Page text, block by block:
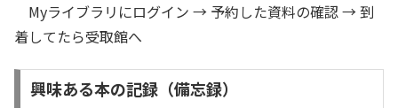
Myライブラリにログイン → 予約した資料の確認 → 到
着してたら受取館へ
興味ある本の記録（備忘録）